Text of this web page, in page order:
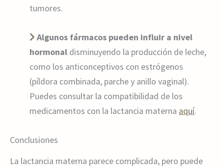
tumores.
Algunos fármacos pueden influir a nivel
hormonal disminuyendo la producción de leche,
como los anticonceptivos con estrógenos
(píldora combinada, parche y anillo vaginal).
Puedes consultar la compatibilidad de los
medicamentos con la lactancia materna aquí.
Conclusiones
La lactancia materna parece complicada, pero puede